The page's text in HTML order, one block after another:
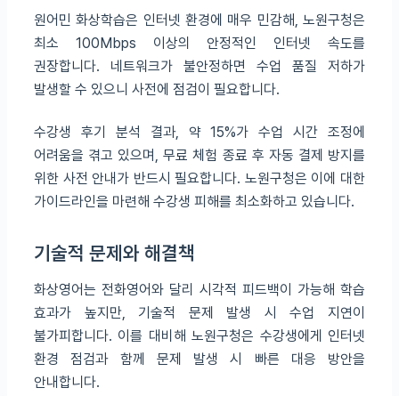
원어민 화상학습은 인터넷 환경에 매우 민감해, 노원구청은
최소 100Mbps 이상의 안정적인 인터넷 속도를
권장합니다. 네트워크가 불안정하면 수업 품질 저하가
발생할 수 있으니 사전에 점검이 필요합니다.
수강생 후기 분석 결과, 약 15%가 수업 시간 조정에
어려움을 겪고 있으며, 무료 체험 종료 후 자동 결제 방지를
위한 사전 안내가 반드시 필요합니다. 노원구청은 이에 대한
가이드라인을 마련해 수강생 피해를 최소화하고 있습니다.
기술적 문제와 해결책
화상영어는 전화영어와 달리 시각적 피드백이 가능해 학습
효과가 높지만, 기술적 문제 발생 시 수업 지연이
불가피합니다. 이를 대비해 노원구청은 수강생에게 인터넷
환경 점검과 함께 문제 발생 시 빠른 대응 방안을
안내합니다.